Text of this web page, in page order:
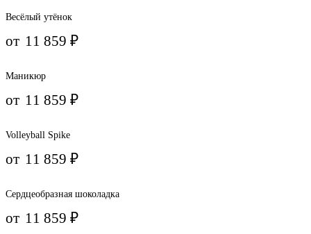
Весёлый утёнок
от 11 859₽
Маникюр
от 11 859₽
Volleyball Spike
от 11 859₽
Сердцеобразная шоколадка
от 11 859₽